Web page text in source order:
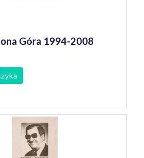
Góra 1994-2008